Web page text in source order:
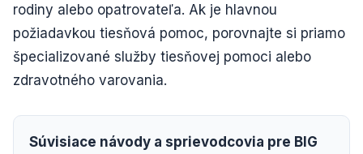
rodiny alebo opatrovateľa. Ak je hlavnou
požiadavkou tiesňová pomoc, porovnajte si priamo
špecializované služby tiesňovej pomoci alebo
zdravotného varovania.
Súvisiace návody a sprievodcovia pre BIG